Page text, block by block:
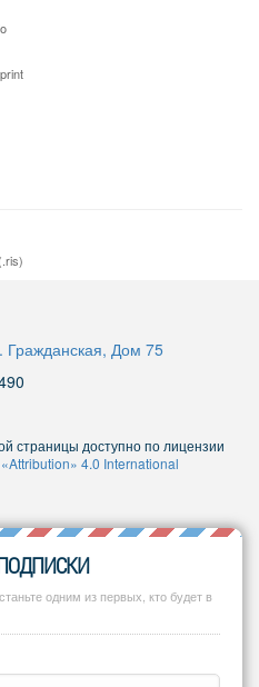
Гражданская, Дом 75
страницы доступно по лицензии
4.0 International
одним из первых, кто будет в